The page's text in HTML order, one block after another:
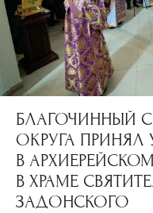
БЛАГОЧИННЫЙ
ОКРУГА ПРИНЯЛ
В
В ХРАМЕ
ЗАДОНСКОГО